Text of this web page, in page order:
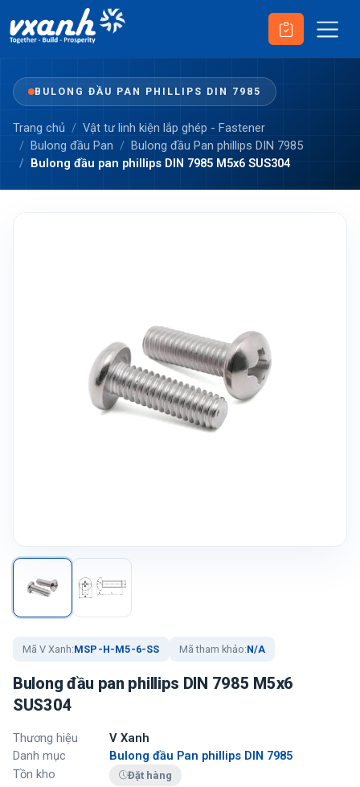
BULONG ĐẦU PAN PHILLIPS DIN 7985
Trang chủ
Vật tư linh kiện lắp ghép - Fastener
Bulong đầu Pan
Bulong đầu Pan phillips DIN 7985
Bulong đầu pan phillips DIN 7985 M5x6 SUS304
Mã V Xanh:MSP-H-M5-6-SS Mã tham khảo:N/A
Bulong đầu pan phillips DIN 7985 M5x6
SUS304
Thương hiệu
V Xanh
Danh mục
Bulong đầu Pan phillips DIN 7985
Tồn kho
Đặt hàng